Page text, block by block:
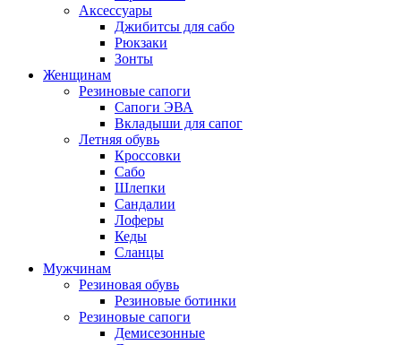
Аксессуары
Джибитсы для сабо
Рюкзаки
Зонты
Женщинам
Резиновые сапоги
Cапоги ЭВА
Вкладыши для сапог
Летняя обувь
Кроссовки
Сабо
Шлепки
Сандалии
Лоферы
Кеды
Сланцы
Мужчинам
Резиновая обувь
Резиновые ботинки
Резиновые сапоги
Демисезонные